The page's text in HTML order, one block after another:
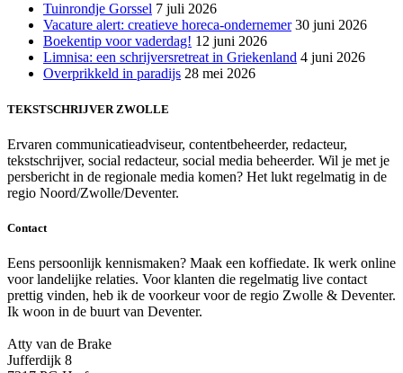
Tuinrondje Gorssel 7 juli 2026
Vacature alert: creatieve horeca-ondernemer 30 juni 2026
Boekentip voor vaderdag! 12 juni 2026
Limnisa: een schrijversretreat in Griekenland 4 juni 2026
Overprikkeld in paradijs 28 mei 2026
TEKSTSCHRIJVER ZWOLLE
Ervaren communicatieadviseur, contentbeheerder, redacteur,
tekstschrijver, social redacteur, social media beheerder. Wil je met je
persbericht in de regionale media komen? Het lukt regelmatig in de
regio Noord/Zwolle/Deventer.
Contact
Eens persoonlijk kennismaken? Maak een koffiedate. Ik werk online
voor landelijke relaties. Voor klanten die regelmatig live contact
prettig vinden, heb ik de voorkeur voor de regio Zwolle & Deventer.
Ik woon in de buurt van Deventer.
Atty van de Brake
Jufferdijk 8